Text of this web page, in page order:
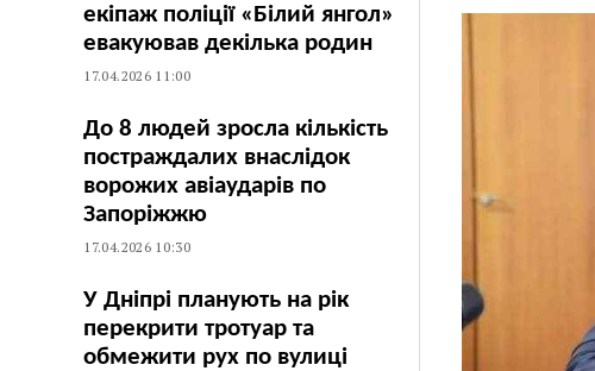
екіпаж поліції «Білий янгол»
евакуював декілька родин
17.04.2026 11:00
До 8 людей зросла кількість
постраждалих внаслідок
ворожих авіаударів по
Запоріжжю
17.04.2026 10:30
У Дніпрі планують на рік
перекрити тротуар та
обмежити рух по вулиці